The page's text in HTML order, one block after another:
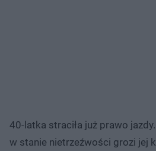
40-latka straciła już prawo
w stanie nietrzeźwości grozi jej